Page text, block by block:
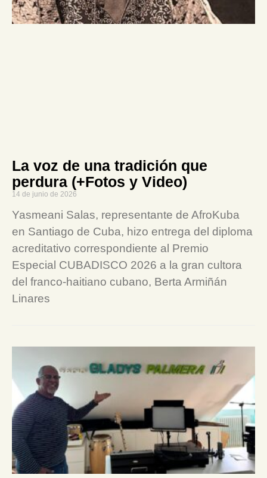
La voz de una tradición que
perdura (+Fotos y Video)
14 de junio de 2026
Yasmeani Salas, representante de AfroKuba
en Santiago de Cuba, hizo entrega del diploma
acreditativo correspondiente al Premio
Especial CUBADISCO 2026 a la gran cultora
del franco-haitiano cubano, Berta Armiñán
Linares